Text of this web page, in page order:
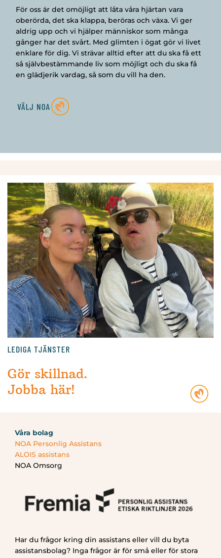
För oss är det omöjligt att låta våra hjärtan vara
oberörda, det ska klappa, beröras och växa. Vi ger
aldrig upp och vi hjälper människor som många
gånger har det svårt. Med glimten i ögat gör vi livet
enklare för dig. Vi strävar alltid efter att du ska få ett
så självbestämmande liv som möjligt och du ska få
en glädjerik vardag, så som du vill ha den.
VÄLJ NOA
LEDIGA TJÄNSTER
Gör skillnad.
Jobba här!
Våra bolag
NOA Personlig Assistans
ALOIS assistans
NOA Omsorg
Har du frågor kring din assistans eller vill du byta
assistansbolag? Inga frågor är för små eller för stora